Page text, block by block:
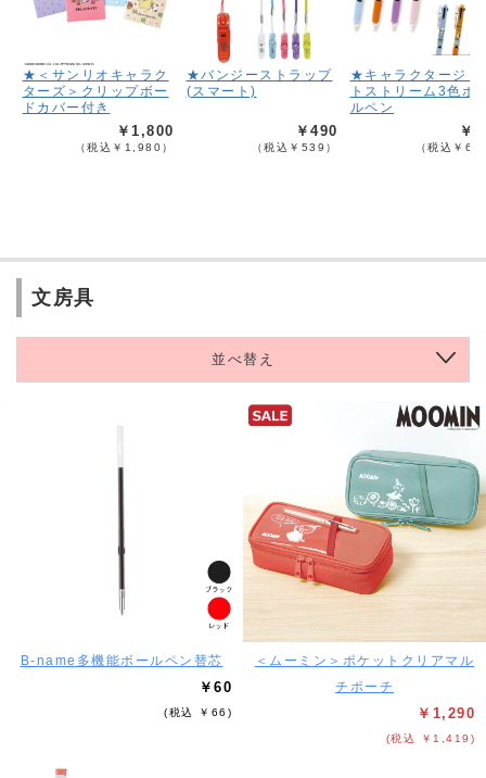
★＜サンリオキャラク
ターズ＞クリップボー
ドカバー付き
￥1,800
（税込￥1,980）
★バンジーストラップ
(スマート)
￥490
（税込￥539）
★キャラクタージェ
トストリーム3色ボ
ルペン
￥
（税込￥
文房具
並べ替え
B-name多機能ボールペン替芯
￥60
(税込 ￥66)
＜ムーミン＞ポケットクリアマル
チポーチ
￥1,290
(税込 ￥1,419)